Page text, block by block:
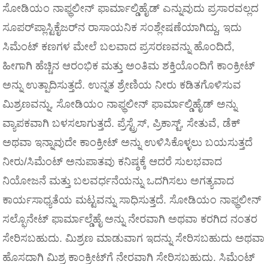
ಸೋಡಿಯಂ ನಾಫ್ಥಲೀನ್ ಫಾರ್ಮಾಲ್ಡಿಹೈಡ್ ಎನ್ನುವುದು ಪ್ರಸಾರವಲ್ಲದ
ಸೂಪರ್‌ಪ್ಲಾಸ್ಟಿಕೈಜರ್‌ನ ರಾಸಾಯನಿಕ ಸಂಶ್ಲೇಷಣೆಯಾಗಿದ್ದು, ಇದು
ಸಿಮೆಂಟ್ ಕಣಗಳ ಮೇಲೆ ಬಲವಾದ ಪ್ರಸರಣವನ್ನು ಹೊಂದಿದೆ,
ಹೀಗಾಗಿ ಹೆಚ್ಚಿನ ಆರಂಭಿಕ ಮತ್ತು ಅಂತಿಮ ಶಕ್ತಿಯೊಂದಿಗೆ ಕಾಂಕ್ರೀಟ್
ಅನ್ನು ಉತ್ಪಾದಿಸುತ್ತದೆ. ಉನ್ನತ ಶ್ರೇಣಿಯ ನೀರು ಕಡಿತಗೊಳಿಸುವ
ಮಿಶ್ರಣವನ್ನು, ಸೋಡಿಯಂ ನಾಫ್ಥಲೀನ್ ಫಾರ್ಮಾಲ್ಡಿಹೈಡ್ ಅನ್ನು
ವ್ಯಾಪಕವಾಗಿ ಬಳಸಲಾಗುತ್ತದೆ. ಪ್ರೆಸ್ಟ್ರೆಸ್, ಪ್ರಿಕಾಸ್ಟ್, ಸೇತುವೆ, ಡೆಕ್
ಅಥವಾ ಇನ್ನಾವುದೇ ಕಾಂಕ್ರೀಟ್ ಅನ್ನು ಉಳಿಸಿಕೊಳ್ಳಲು ಬಯಸುತ್ತದೆ
ನೀರು/ಸಿಮೆಂಟ್ ಅನುಪಾತವು ಕನಿಷ್ಠಕ್ಕೆ ಆದರೆ ಸುಲಭವಾದ
ನಿಯೋಜನೆ ಮತ್ತು ಬಲವರ್ಧನೆಯನ್ನು ಒದಗಿಸಲು ಅಗತ್ಯವಾದ
ಕಾರ್ಯಸಾಧ್ಯತೆಯ ಮಟ್ಟವನ್ನು ಸಾಧಿಸುತ್ತದೆ. ಸೋಡಿಯಂ ನಾಫ್ಥಲೀನ್
ಸಲ್ಫೊನೇಟ್ ಫಾರ್ಮಾಲ್ಡೆಹೈ ಅನ್ನು ನೇರವಾಗಿ ಅಥವಾ ಕರಗಿದ ನಂತರ
ಸೇರಿಸಬಹುದು. ಮಿಶ್ರಣ ಮಾಡುವಾಗ ಇದನ್ನು ಸೇರಿಸಬಹುದು ಅಥವಾ
ಹೊಸದಾಗಿ ಮಿಶ್ರ ಕಾಂಕ್ರೀಟ್‌ಗೆ ನೇರವಾಗಿ ಸೇರಿಸಬಹುದು. ಸಿಮೆಂಟ್